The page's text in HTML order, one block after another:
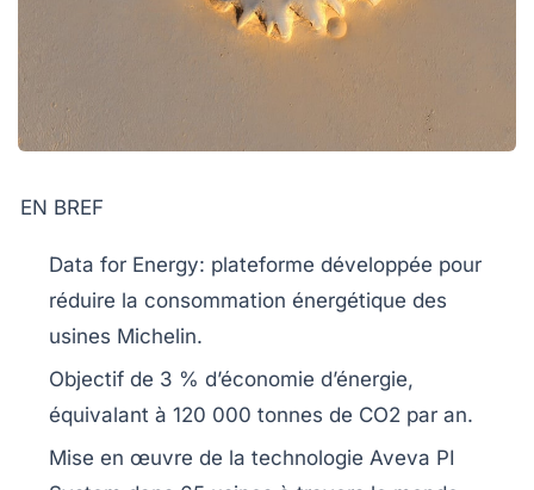
EN BREF
Data for Energy: plateforme développée pour
réduire la consommation énergétique des
usines Michelin.
Objectif de 3 % d’économie d’énergie,
équivalant à 120 000 tonnes de CO2 par an.
Mise en œuvre de la technologie Aveva PI